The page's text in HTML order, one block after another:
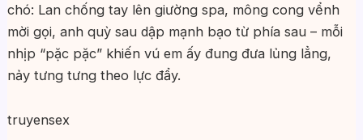
chó: Lan chống tay lên giường spa, mông cong vểnh
mời gọi, anh quỳ sau dập mạnh bạo từ phía sau – mỗi
nhịp “pặc pặc” khiến vú em ấy đung đưa lủng lẳng,
nảy tưng tưng theo lực đẩy.
truyensex